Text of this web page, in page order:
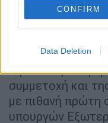
CONFIRM
Data Deletion
Τέλος η
ότι οι κ.κ.
προάγουν την
την καθιέρωση
συμμετοχή και
με πιθανή πρώτη
υπουργών